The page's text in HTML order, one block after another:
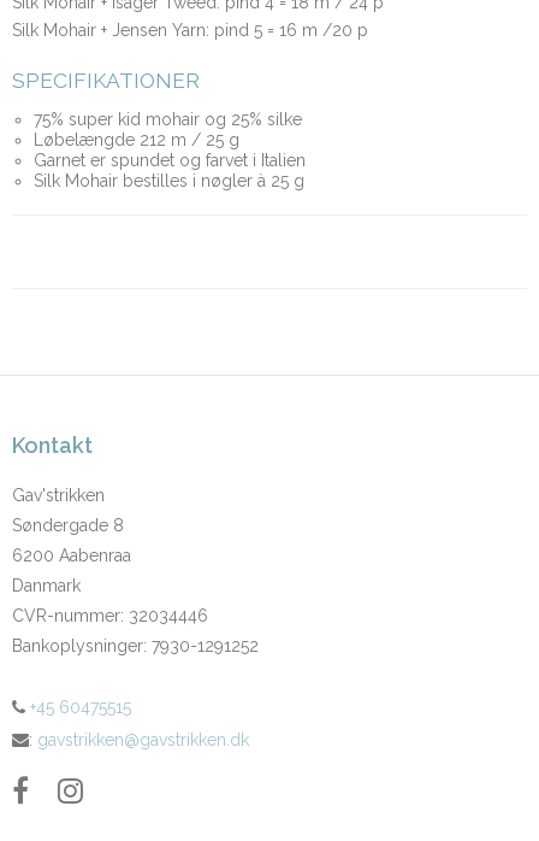
Silk Mohair + Jensen Yarn: pind 5 = 16 m /20 p
SPECIFIKATIONER
75% super kid mohair og 25% silke
Løbelængde 212 m / 25 g
Garnet er spundet og farvet i Italien
Silk Mohair bestilles i nøgler à 25 g
Kontakt
Gav'strikken
Søndergade 8
6200 Aabenraa
Danmark
CVR-nummer: 32034446
Bankoplysninger: 7930-1291252
+45 60475515
: gavstrikken@gavstrikken.dk